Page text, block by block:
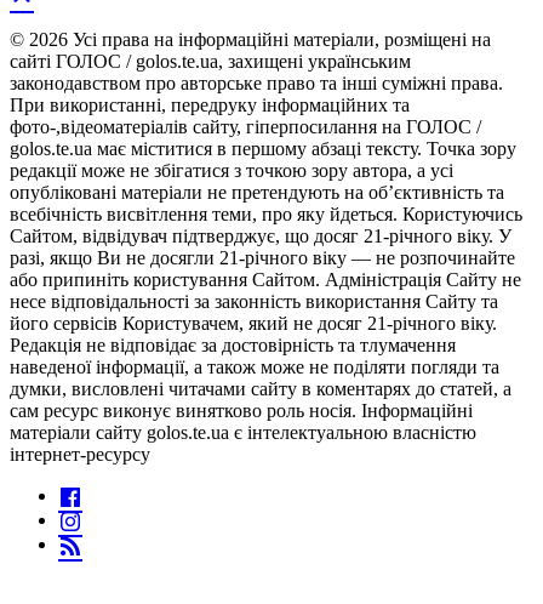
© 2026 Усі права на інформаційні матеріали, розміщені на
сайті ГОЛОС / golos.te.ua, захищені українським
законодавством про авторське право та інші суміжні права.
При використанні, передруку інформаційних та
фото-,відеоматеріалів сайту, гіперпосилання на ГОЛОС /
golos.te.ua має міститися в першому абзаці тексту. Точка зору
редакції може не збігатися з точкою зору автора, а усі
опубліковані матеріали не претендують на об’єктивність та
всебічність висвітлення теми, про яку йдеться. Користуючись
Сайтом, відвідувач підтверджує, що досяг 21-річного віку. У
разі, якщо Ви не досягли 21-річного віку — не розпочинайте
або припиніть користування Сайтом. Адміністрація Сайту не
несе відповідальності за законність використання Сайту та
його сервісів Користувачем, який не досяг 21-річного віку.
Редакція не відповідає за достовірність та тлумачення
наведеної інформації, а також може не поділяти погляди та
думки, висловлені читачами сайту в коментарях до статей, а
сам ресурс виконує винятково роль носія. Інформаційні
матеріали сайту golos.te.ua є інтелектуальною власністю
інтернет-ресурсу